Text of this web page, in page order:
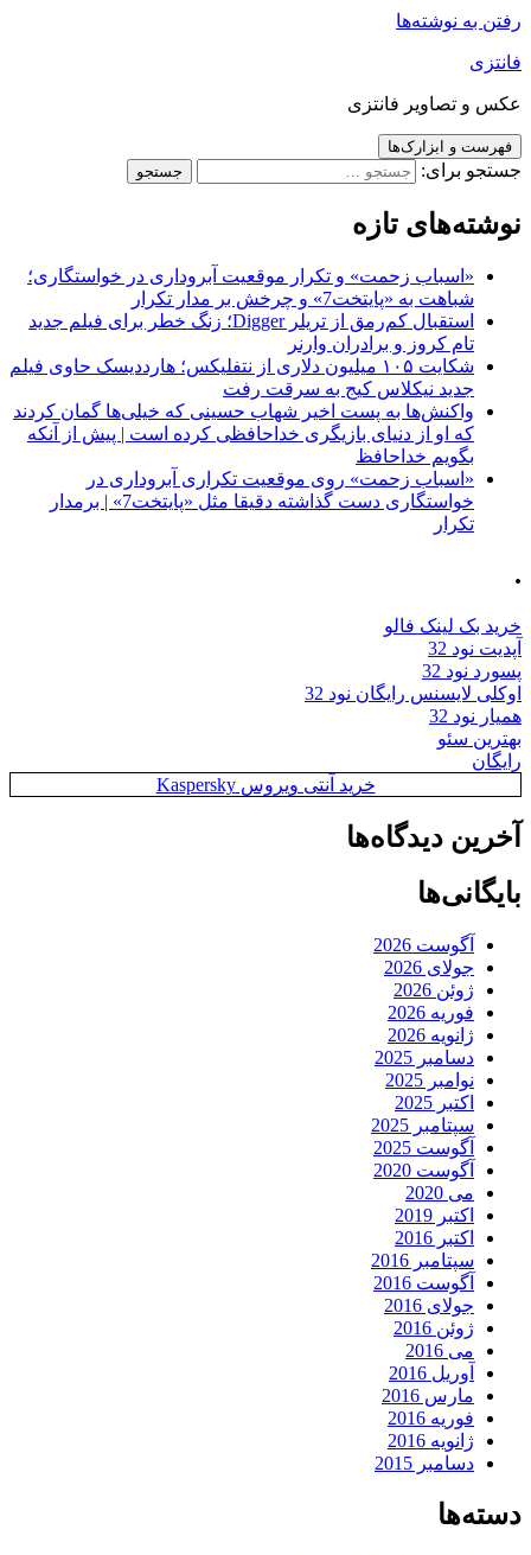
رفتن به نوشته‌ها
فانتزی
عکس و تصاویر فانتزی
فهرست و ابزارک‌ها
جستجو برای:
نوشته‌های تازه
«اسباب زحمت» و تکرار موقعیت آبروداری در خواستگاری؛
شباهت به «پایتخت7» و چرخش بر مدار تکرار
استقبال کم‌رمق از تریلر Digger؛ زنگ خطر برای فیلم جدید
تام کروز و برادران وارنر
شکایت ۱۰۵ میلیون دلاری از نتفلیکس؛ هارددیسک حاوی فیلم
جدید نیکلاس کیج به سرقت رفت
واکنش‌ها به پست اخیر شهاب حسینی که خیلی‌ها گمان کردند
که او از دنیای بازیگری خداحافظی کرده است | پیش از آنکه
بگویم خداحافظ
«اسباب زحمت» روی موقعیت تکراری آبروداری در
خواستگاری دست گذاشته دقیقا مثل «پایتخت7» | برمدار
تکرار
.
خرید بک لینک فالو
آپدیت نود 32
پسورد نود 32
اوکلی لایسنس رایگان نود 32
همیار نود 32
بهترین سئو
رایگان
خرید آنتی ویروس Kaspersky
آخرین دیدگاه‌ها
بایگانی‌ها
آگوست 2026
جولای 2026
ژوئن 2026
فوریه 2026
ژانویه 2026
دسامبر 2025
نوامبر 2025
اکتبر 2025
سپتامبر 2025
آگوست 2025
آگوست 2020
می 2020
اکتبر 2019
اکتبر 2016
سپتامبر 2016
آگوست 2016
جولای 2016
ژوئن 2016
می 2016
آوریل 2016
مارس 2016
فوریه 2016
ژانویه 2016
دسامبر 2015
دسته‌ها